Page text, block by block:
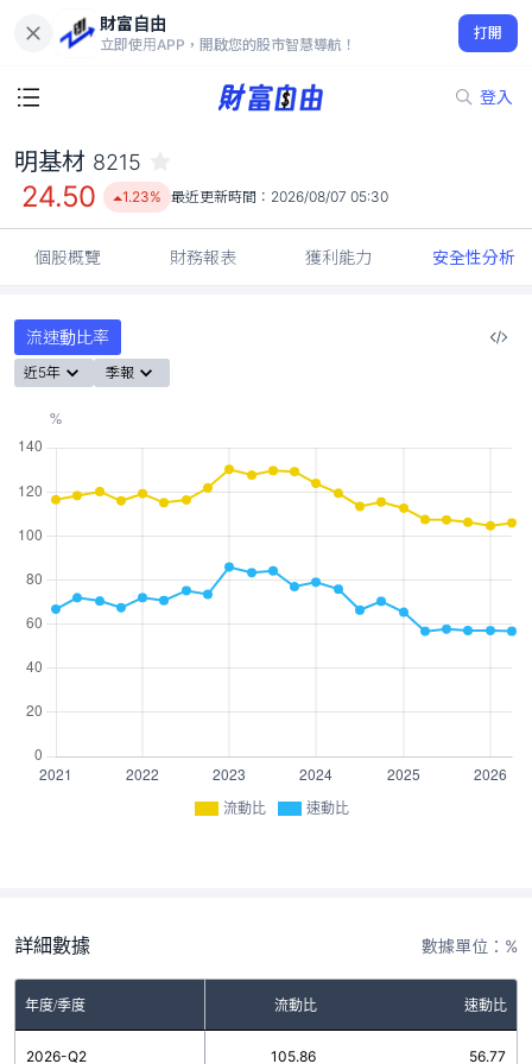
財富自由
立即使用APP，開啟您的股市智慧導航！
打開
登入
24.50
1.23%
明基材 8215
24.50 1.23% 最近更新時間： 2026/08/07 05:30
個股概覽 財務報表 獲利能力 安全性分析
流速動比率
近5年 季報
流動比 速動比
詳細數據 數據單位：%
年度/季度 流動比 速動比
2026-Q2 105.86 56.77